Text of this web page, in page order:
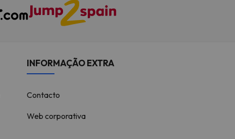
INFORMAÇÃO EXTRA
Contacto
Web corporativa